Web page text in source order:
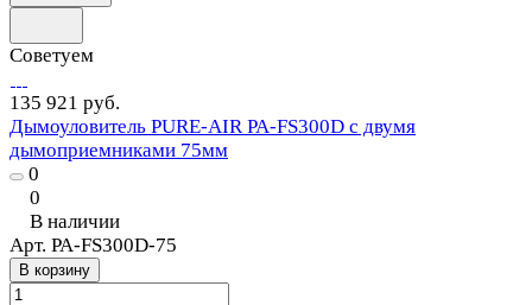
Советуем
135 921 руб.
Дымоуловитель PURE-AIR PA-FS300D с двумя
дымоприемниками 75мм
0
0
В наличии
Арт. PA-FS300D-75
В корзину